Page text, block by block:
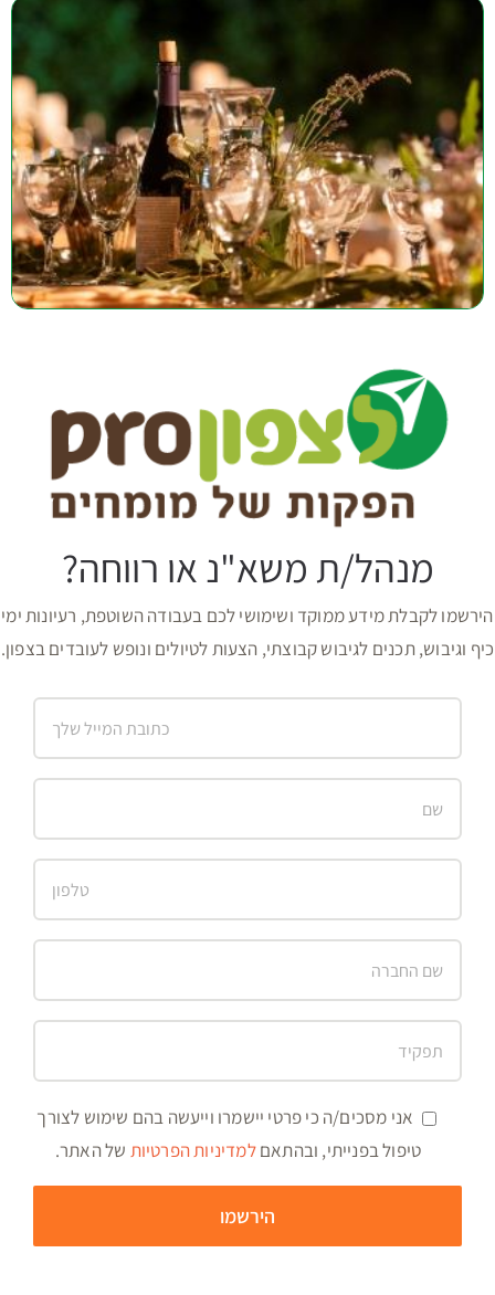
מנהל/ת משא"נ או רווחה?
הירשמו לקבלת מידע ממוקד ושימושי לכם בעבודה השוטפת, רעיונות ימי
כיף וגיבוש, תכנים לגיבוש קבוצתי, הצעות לטיולים ונופש לעובדים בצפון.
אני מסכים/ה כי פרטי יישמרו וייעשה בהם שימוש לצורך
טיפול בפנייתי, ובהתאםלמדיניות הפרטיות של האתר.